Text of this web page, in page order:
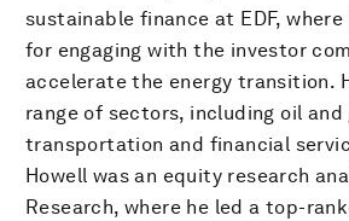
sustainable finance at EDF,
for engaging with the investor
accelerate the energy transition.
range of sectors, including oil and
transportation and financial
Howell was an equity research
Research, where he led a top-